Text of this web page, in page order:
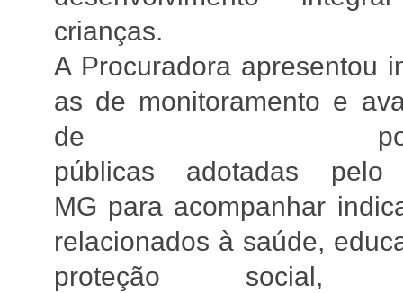
crianças.
A Procuradora apresentou
as de monitoramento e
de
públicas adotadas pelo
MG para acompanhar
relacionados à saúde,
proteção social,